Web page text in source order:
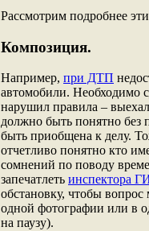
Рассмотрим подробнее
Композиция.
Например, при ДТП
автомобили. Необходимо
нарушил правила –
должно быть понятно без
быть приобщена к делу.
отчетливо понятно кто
сомнений по поводу
запечатлеть инспектора
обстановку, чтобы вопрос
одной фотографии или в
на паузу).